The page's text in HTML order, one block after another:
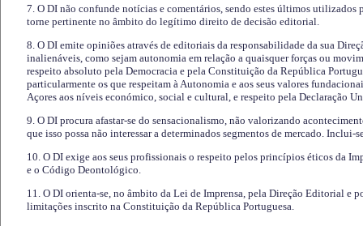
7. O DI não confunde notícias e comentários, sendo estes últimos utilizados
torne pertinente no âmbito do legítimo direito de decisão editorial.
8. O DI emite opiniões através de editoriais da responsabilidade da sua
inalienáveis, como sejam autonomia em relação a quaisquer forças ou
respeito absoluto pela Democracia e pela Constituição da República
particularmente os que respeitam à Autonomia e aos seus valores
Açores aos níveis económico, social e cultural, e respeito pela Declaração
9. O DI procura afastar-se do sensacionalismo, não valorizando
que isso possa não interessar a determinados segmentos de mercado.
10. O DI exige aos seus profissionais o respeito pelos princípios éticos da
e o Código Deontológico.
11. O DI orienta-se, no âmbito da Lei de Imprensa, pela Direção Editorial e
limitações inscrito na Constituição da República Portuguesa.